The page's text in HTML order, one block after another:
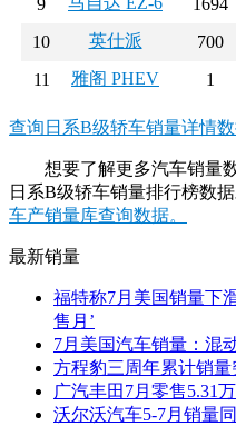
10
英仕派 700
11
雅阁 PHEV 1
查询日系B级轿车销量详情
想要了解更多汽车销量
日系B级轿车销量排行榜数
车产销量库查询数据。
最新销量
福特称7月美国销量下
售月’
7月美国汽车销量：混
方程豹三周年累计销量
广汽丰田7月零售5.31
沃尔沃汽车5-7月销量